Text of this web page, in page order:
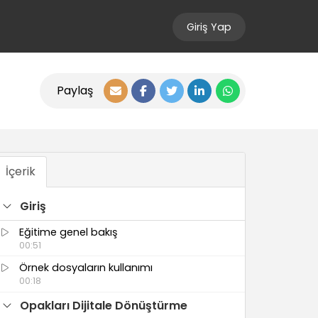
Giriş Yap
Paylaş
İçerik
Giriş
Eğitime genel bakış
00:51
Örnek dosyaların kullanımı
00:18
Opakları Dijitale Dönüştürme